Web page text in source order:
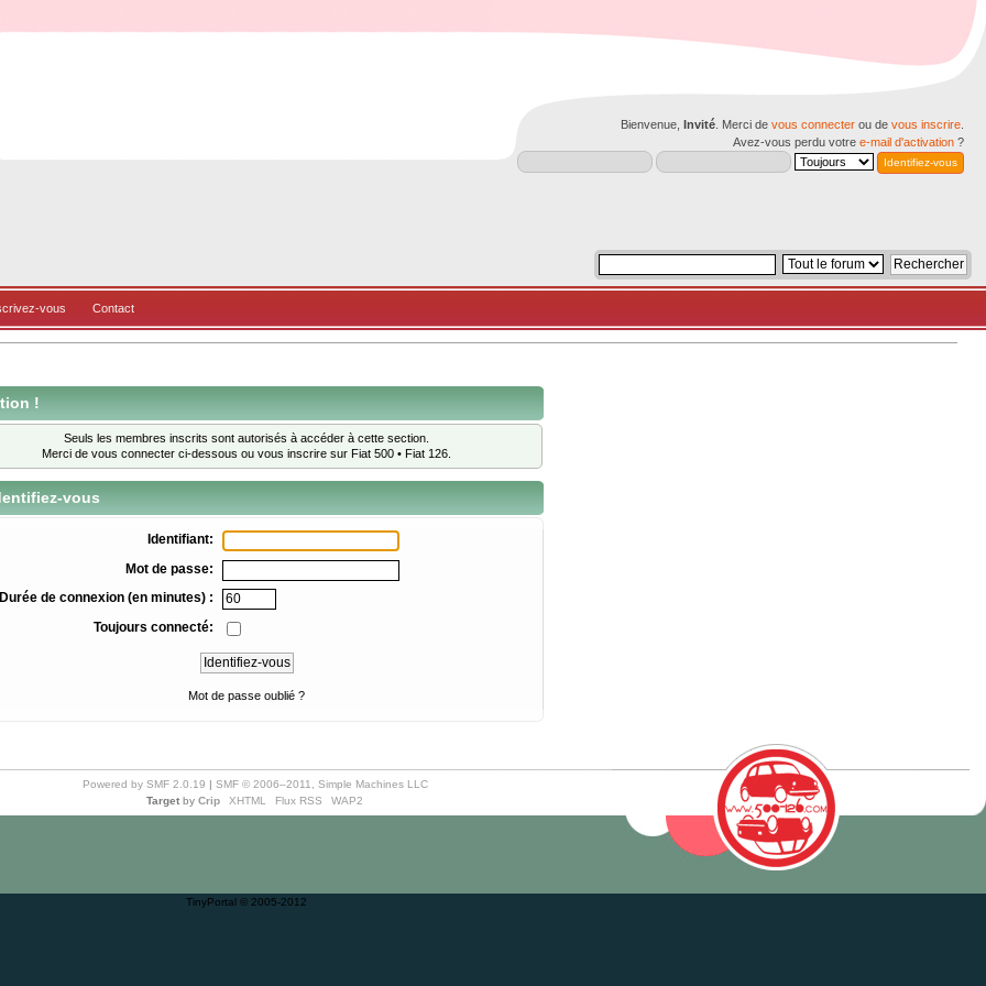
Bienvenue, Invité . Merci de vous connecter ou de vous inscrire
Avez-vous perdu votre e-mail d'activation ?
vous Contact
!
Seuls les membres inscrits sont autorisés à accéder à cette section.
Merci de vous connecter ci-dessous ou vous inscrire sur Fiat 500 • Fiat 126.
vous
Identifiant:
Mot de passe:
Durée de connexion (en minutes) :
Toujours connecté:
Mot de passe oublié ?
Powered by SMF 2.0.19 | SMF © 2006–2011, Simple Machines LLC
Target by Crip XHTML Flux RSS WAP2
TinyPortal © 2005-2012